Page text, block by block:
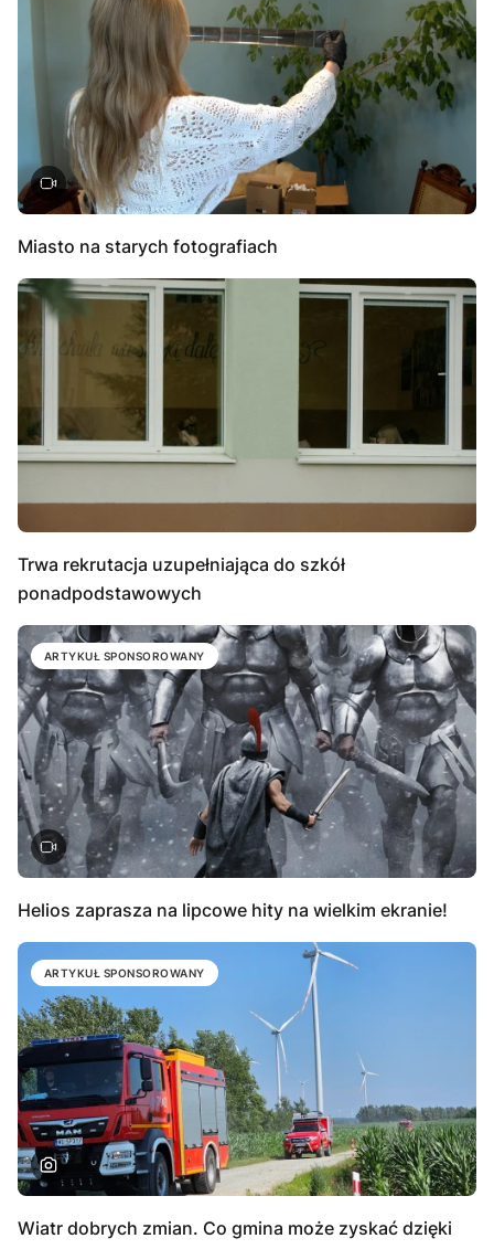
Miasto na starych fotografiach
Trwa rekrutacja uzupełniająca do szkół
ponadpodstawowych
ARTYKUŁ SPONSOROWANY
Helios zaprasza na lipcowe hity na wielkim ekranie!
ARTYKUŁ SPONSOROWANY
Wiatr dobrych zmian. Co gmina może zyskać dzięki